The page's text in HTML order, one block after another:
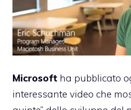
Microsoft ha pubblicato
interessante video che